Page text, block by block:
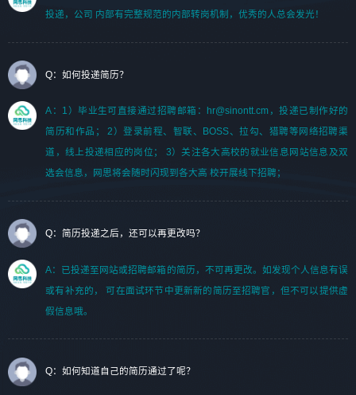
投递，公司 内部有完整规范的内部转岗机制，优秀的人总会发光！
Q：如何投递简历？
A：1）毕业生可直接通过招聘邮箱：hr@sinontt.cm，投递已制作好的
简历和作品； 2）登录前程、智联、BOSS、拉勾、猎聘等网络招聘渠
道，线上投递相应的岗位； 3）关注各大高校的就业信息网站信息及双
选会信息，网思将会随时闪现到各大高 校开展线下招聘；
Q：简历投递之后，还可以再更改吗？
A：已投递至网站或招聘邮箱的简历，不可再更改。如发现个人信息有误
或有补充的， 可在面试环节中更新新的简历至招聘官，但不可以提供虚
假信息哦。
Q：如何知道自己的简历通过了呢？